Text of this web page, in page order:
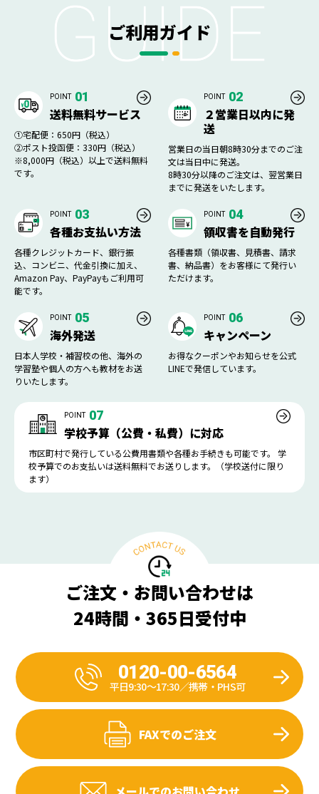
ご利用ガイド
POINT 01
送料無料サービス
①宅配便：650円（税込）
②ポスト投函便：330円（税込）
※8,000円（税込）以上で送料無料
です。
POINT 02
２営業日以内に発
送
営業日の当日朝8時30分までのご注
文は当日中に発送。
8時30分以降のご注文は、翌営業日
までに発送をいたします。
POINT 03
各種お支払い方法
各種クレジットカード、銀行振
込、コンビニ、代金引換に加え、
Amazon Pay、PayPayもご利用可
能です。
POINT 04
領収書を自動発行
各種書類（領収書、見積書、請求
書、納品書）をお客様にて発行い
ただけます。
POINT 05
海外発送
日本人学校・補習校の他、海外の
学習塾や個人の方へも教材をお送
りいたします。
POINT 06
キャンペーン
お得なクーポンやお知らせを公式
LINEで発信しています。
POINT 07
学校予算（公費・私費）に対応
市区町村で発行している公費用書類や各種お手続きも可能です。 学
校予算でのお支払いは送料無料でお送りします。（学校送付に限り
ます）
ご注文・お問い合わせは
24時間・365日受付中
0120-00-6564
平日9:30〜17:30／携帯・PHS可
FAXでのご注文